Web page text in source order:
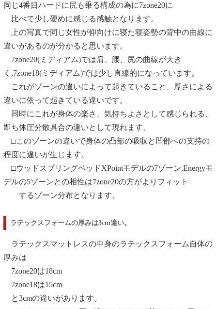
同じ4番目ハードに尻も乗る構成の為に7zone20に
比べて少し硬めに感じる感触となります。
上の写真で同じ女性が仰向けに寝た寝姿勢の背中の曲線に
違いがあるのが分かると思います。
7zone20(ミディアム)では肩、腰、尻の曲線が大き
く,7zone18(ミディアム)では少し直線的になっています。
これがゾーンの違いによって起きていること、厚さによる
違いに依って起きている違いです。
同時にこれが身体の楽さ、気持ちよさとして感じられる、
即ち体圧分散具合の違いとして現れます。
□このゾーンの違いで身体の凸部の吸収と凹部への支持の
程度に違いが生じます。
□ウッドスプリングベッドXPointモデルの7ゾーン,Energyモ
デルの5ゾーンとの相性は7zone20の方がよりフィット
するゾーン分布となります。
ラテックスフォームの厚みは3cm違い。
ラテックスマットレスの中身のラテックスフォーム自体の
厚みは
7zone20は18cm
7zone18は15cm
と3cmの違いがあります。